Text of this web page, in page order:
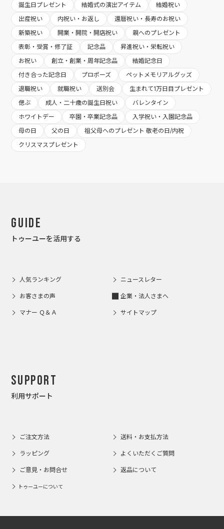
誕生日プレゼント 結婚式の演出アイテム
結婚祝い
出産祝い
内祝い・お返し
還暦祝い・長寿のお祝い
新築祝い
開業・開院・開店祝い
親へのプレゼント
表彰・受賞・修了証
記念品
昇進祝い・栄転祝い
お祝い
創立・創業・周年記念品
結婚記念日
付き合った記念日
プロポーズ
ペットメモリアルグッズ
退職祝い
就職祝い 送別会
生まれて1万日目プレゼント
偲ぶ
成人・二十歳の誕生日祝い
バレンタイン
ホワイトデー
卒園・卒業記念品
入学祝い・入園記念品
母の日
父の日
祖父母へのプレゼント 敬老の日/内祝
クリスマスプレゼント
Guide
トゥーユーを活用する
人気ランキング ニュースレター
お客さまの声 企業・法人さまへ
マナー Ｑ＆Ａ サイトマップ
Support
利用サポート
ご注文方法 送料・お支払方法
ラッピング よくいただくご質問
ご意見・お問合せ 返品について
トゥーユーについて